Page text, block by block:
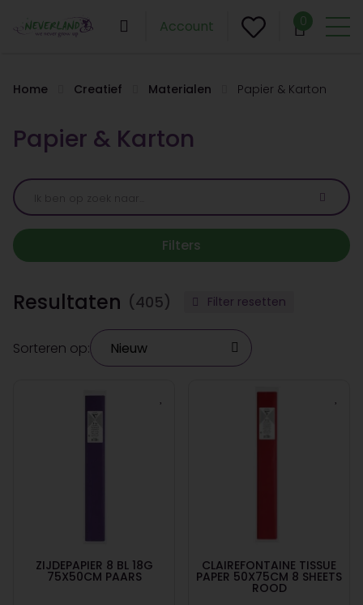
Account 0
Home Creatief Materialen Papier & Karton
Papier & Karton
Filters
Resultaten (405) Filter resetten
Sorteren op:
ZIJDEPAPIER 8 BL 18G
75X50CM PAARS
CLAIREFONTAINE TISSUE
PAPER 50X75CM 8 SHEETS
ROOD